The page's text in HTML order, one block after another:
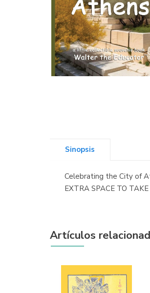
Sinopsis
Celebrating the City of
EXTRA SPACE TO
Artículos